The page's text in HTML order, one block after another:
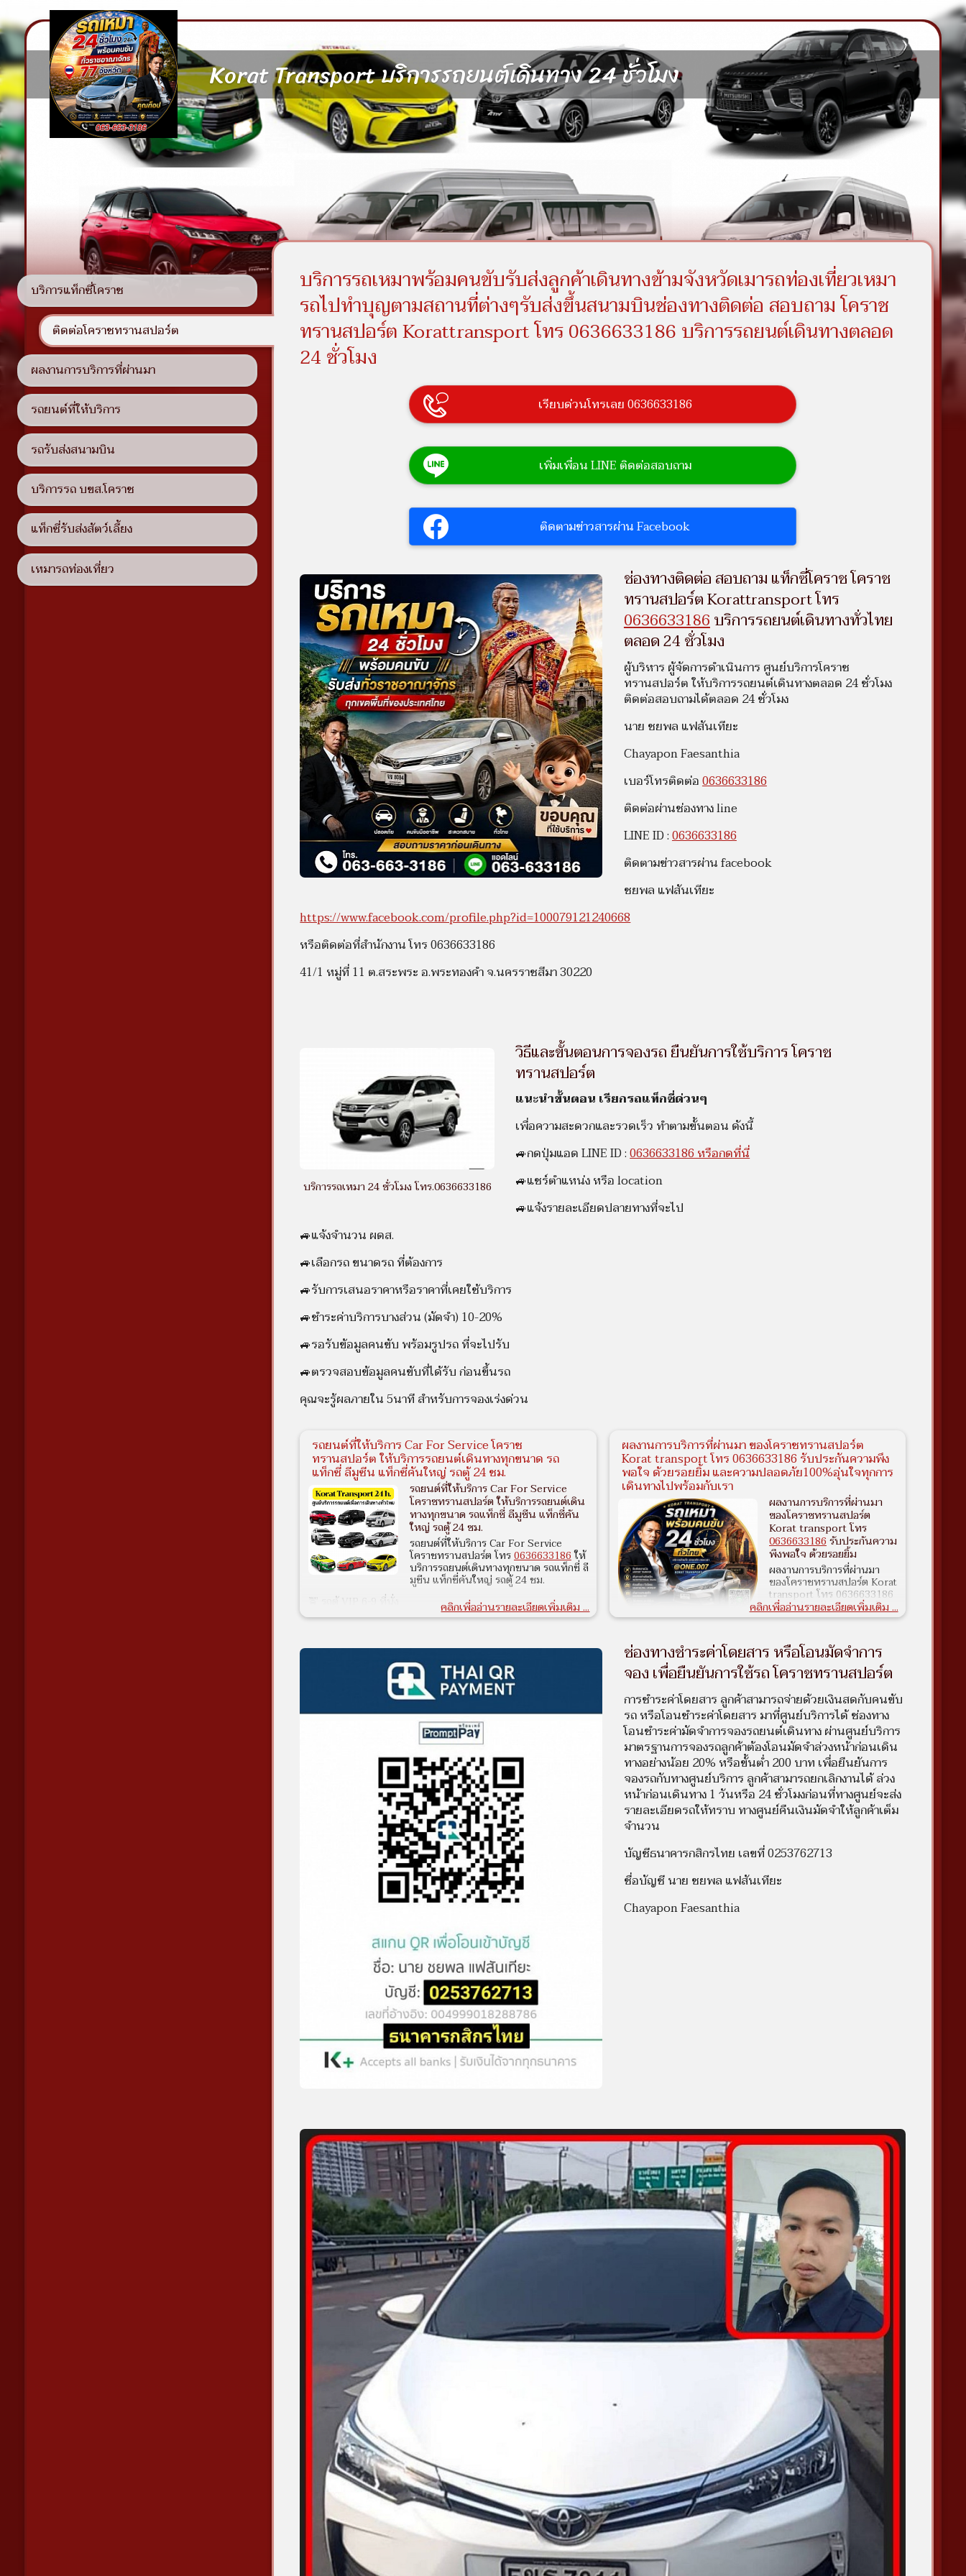
Korat Transport บริการรถยนต์เดินทาง 24 ชั่วโมง
บริการแท็กซี่โคราช
ติดต่อโคราชทรานสปอร์ต
ผลงานการบริการที่ผ่านมา
รถยนต์ที่ให้บริการ
รถรับส่งสนามบิน
บริการรถ บขส.โคราช
แท็กซี่รับส่งสัตว์เลี้ยง
เหมารถท่องเที่ยว
บริการรถเหมาพร้อมคนขับรับส่งลูกค้าเดินทางข้ามจังหวัดเมารถท่องเที่ยวเหมา
รถไปทำบุญตามสถานที่ต่างๆรับส่งขึ้นสนามบินช่องทางติดต่อ สอบถาม โคราช
ทรานสปอร์ต Korattransport โทร 0636633186 บริการรถยนต์เดินทางตลอด
24 ชั่วโมง
เรียบด่วนโทรเลย 0636633186
เพิ่มเพื่อน LINE ติดต่อสอบถาม
ติดตามข่าวสารผ่าน Facebook
ช่องทางติดต่อ สอบถาม แท็กซี่โคราช โคราช
ทรานสปอร์ต Korattransport โทร
0636633186บริการรถยนต์เดินทางทั่วไทย
ตลอด 24 ชั่วโมง
ผู้บริหาร ผู้จัดการดำเนินการ ศูนย์บริการโคราช
ทรานสปอร์ต ให้บริการรถยนต์เดินทางตลอด 24 ชั่วโมง
ติดต่อสอบถามได้ตลอด 24 ชั่วโมง
นาย ชยพล แฟสันเทียะ
Chayapon Faesanthia
เบอร์โทรติดต่อ0636633186
ติดต่อผ่านช่องทาง line
LINE ID :0636633186
ติดตามข่าวสารผ่าน facebook
ชยพล แฟสันเทียะ
https://www.facebook.com/profile.php?id=100079121240668
หรือติดต่อที่สำนักงาน โทร 0636633186
41/1 หมู่ที่ 11 ต.สระพระ อ.พระทองคำ จ.นครราชสีมา 30220
บริการรถเหมา 24 ชั่วโมง โทร.0636633186
วิธีและขั้นตอนการจองรถ ยืนยันการใช้บริการ โคราช
ทรานสปอร์ต
แนะนำขั้นตอน เรียกรถแท็กซี่ด่วนๆ
เพื่อความสะดวกและรวดเร็ว ทำตามขั้นตอน ดังนี้
🚙กดปุ่มแอด LINE ID :0636633186 หรือกดที่นี่
🚙แชร์ตำแหน่ง หรือ location
🚙แจ้งรายละเอียดปลายทางที่จะไป
🚙แจ้งจำนวน ผดส.
🚙เลือกรถ ขนาดรถ ที่ต้องการ
🚙รับการเสนอราคาหรือราคาที่เคยใช้บริการ
🚙ชำระค่าบริการบางส่วน (มัดจำ) 10-20%
🚙รอรับข้อมูลคนขับ พร้อมรูปรถ ที่จะไปรับ
🚙ตรวจสอบข้อมูลคนขับที่ได้รับ ก่อนขึ้นรถ
คุณจะรู้ผลภายใน 5นาที สำหรับการจองเร่งด่วน
รถยนต์ที่ให้บริการ Car For Service โคราช
ทรานสปอร์ต ให้บริการรถยนต์เดินทางทุกขนาด รถ
แท็กซี่ ลีมูซีน แท็กซี่คันใหญ่ รถตู้ 24 ชม.
รถยนต์ที่ให้บริการ Car For Service
โคราชทรานสปอร์ต ให้บริการรถยนต์เดิน
ทางทุกขนาด รถแท็กซี่ ลีมูซีน แท็กซี่คัน
ใหญ่ รถตู้ 24 ชม.
รถยนต์ที่ให้บริการ Car For Service
โคราชทรานสปอร์ต โทร0636633186ให้
บริการรถยนต์เดินทางทุกขนาด รถแท็กซี่ ลี
มูซีน แท็กซี่คันใหญ่ รถตู้ 24 ชม.
🚖 รถตู้ VIP 6-9 ที่นั่ง
รถตู้ VIP 6-9 ที่นั่ง เหมาะกับการเดินทางอย่างผู้บริหาร อย่างนี้
VIP van 6-9 seats, suitable for traveling as an executive. Like
🚖 รถตู้ 9-12 ที่นั่ง Van 9-12 seats
รถตู้ 9-12 ที่นั่ง สําหรับเดินทางเป็นหมู่คณะ 9-12 seats vans for
🚖 รถ SUV 7 ที่นั่ง Large 7 seater car. Private
รถใหญ่ 7 ที่นั่ง Private เหมาะสําหรับครอบครัวมีสัมภาระเยอะ เดิน
ทางท่องเที่ยว อย่างมีระดับ Large 7 seater car. Private. Suitable
for families with a lot of luggage. Travel in style
🚖 รถแท็กซี่ใหญ่ 7 ที่นั่ง Taxi 7 seater car
รถแท็กซี่ใหญ่ 7 ที่นั่ง เหมาะสําหรับครอบครัวมีสัมภาระเยอะ เดิน
ทางท่องเที่ยว 7-seat large taxi, suitable for families with a lot
of luggage Travel
🚖 รถเล็ก 4 ที่นั่ง Small Car Private
รถเล็ก 4 ที่นั่ง Private สะดวกรวดเร็ว นุ่มนวล มีระดับ Small 4-
🚖 4 seater small taxi รถแท็กซี่เล็ก 4 ที่นั่ง
รถแท็กซี่เล็ก 4 ที่นั่ง สะดวกรวดเร็วนุ่มนวล Taxi 4 seats,
convenient, fast, smooth
คลิกเพื่ออ่านรายละเอียดเพิ่มเติม ...
ผลงานการบริการที่ผ่านมา ของโคราชทรานสปอร์ต
Korat transport โทร 0636633186 รับประกันความพึง
พอใจ ด้วยรอยยิ้ม และความปลอดภัย100%อุ่นใจทุกการ
เดินทางไปพร้อมกับเรา
ผลงานการบริการที่ผ่านมา
ของโคราชทรานสปอร์ต
Korat transport โทร
0636633186รับประกันความ
พึงพอใจ ด้วยรอยยิ้ม
ผลงานการบริการที่ผ่านมา
ของโคราชทรานสปอร์ต Korat
transport โทร 0636633186
รับประกันความพึงพอใจ ด้วย
รอยยิ้ม
ศูนย์บริการโคราช
ทรานสปอร์ต เพื่อการเดินทาง ท่องเที่ยวและผักผ่อน ด้วยบริการ
ทางด้านการเดินทางที่มีคุณภาพ ทั้งรถที่สะอาด เน้นความสะดวก
สบาย คนขับสุภาพ บริการเป็นกันเอง มีประสพการณ์ทางด้านการ
ขับรถมากกว่า 10 ปีขึ้นไป มีระบบ GPS ติดตามรถแบบเรียลไทม์
ตลอดการเดินทาง ลูกค้าจึงมั่นใจตลอดการเดินทาง อย่างมั่นใจ
บริการโดยทืมงาน ที่มีความชำนาญด้านการขับรถ ที่มีประสบ
การ-ขับรถสาธารณะมากกว่า (10 ปี) เราเน็นคุณภาพมากกว่า
ปริมาณ ที่สามารถควบคุบใด้สะดวกปลอดภัยติดต่อสื่อสารและ
ติดตามการเดินทางใด้ตลอดเวลาระบบGPSติดตาม
และGPSนำทาง จึงมั่นใจในความปลอดภัยถึงที่หมายด้วยความ
รวดเร็วไม่เสียเวลาการเดินทางพนักงานขับรถทุกท่าน ได้ผ่านการ
ตรวจสอบ โดย กองประวัติอาชญากรรมจากสำนักงานตำรวจแห่ง
ชาติ เรียบร้อยแล้วพร้อมประกันภัยสำหรับผู้โดยสารทุกท่านจึงมั่นใจ
ในความปลอดภัยยิ่งขึ้น รถเก๋งคุ้มครองผู้โดยสาร4ท่าน(ไม่รวมคน
ขับ)รถแวน 5 D คุ้มครองผู้โดยสาร6ท่าน(ไม่รวมคนขับ)
สามารถยืนยันได้ โดยการตรวจสอบหลักฐานรูปภาพ จัดการให้
บริการของเรา ลูกค้ามีความพึงพอใจได้รับรอยยิ้มในการบริการของ
เรา
คลิกเพื่ออ่านรายละเอียดเพิ่มเติม ...
ช่องทางชำระค่าโดยสาร หรือโอนมัดจำการ
จอง เพื่อยืนยันการใช้รถ โคราชทรานสปอร์ต
การชำระค่าโดยสาร ลูกค้าสามารถจ่ายด้วยเงินสดกับคนขับ
รถ หรือโอนชำระค่าโดยสาร มาที่ศูนย์บริการได้ ช่องทาง
โอนชำระค่ามัดจำการจองรถยนต์เดินทาง ผ่านศูนย์บริการ
มาตรฐานการจองรถลูกค้าต้องโอนมัดจำล่วงหน้าก่อนเดิน
ทางอย่างน้อย 20% หรือขั้นต่ำ 200 บาท เพื่อยืนยันการ
จองรถกับทางศูนย์บริการ ลูกค้าสามารถยกเลิกงานได้ ล่วง
หน้าก่อนเดินทาง 1 วันหรือ 24 ชั่วโมงก่อนที่ทางศูนย์จะส่ง
รายละเอียดรถให้ทราบ ทางศูนย์คืนเงินมัดจำให้ลูกค้าเต็ม
จำนวน
บัญชีธนาคารกสิกรไทย เลขที่ 0253762713
ชื่อบัญชี นาย ชยพล แฟสันเทียะ
Chayapon Faesanthia